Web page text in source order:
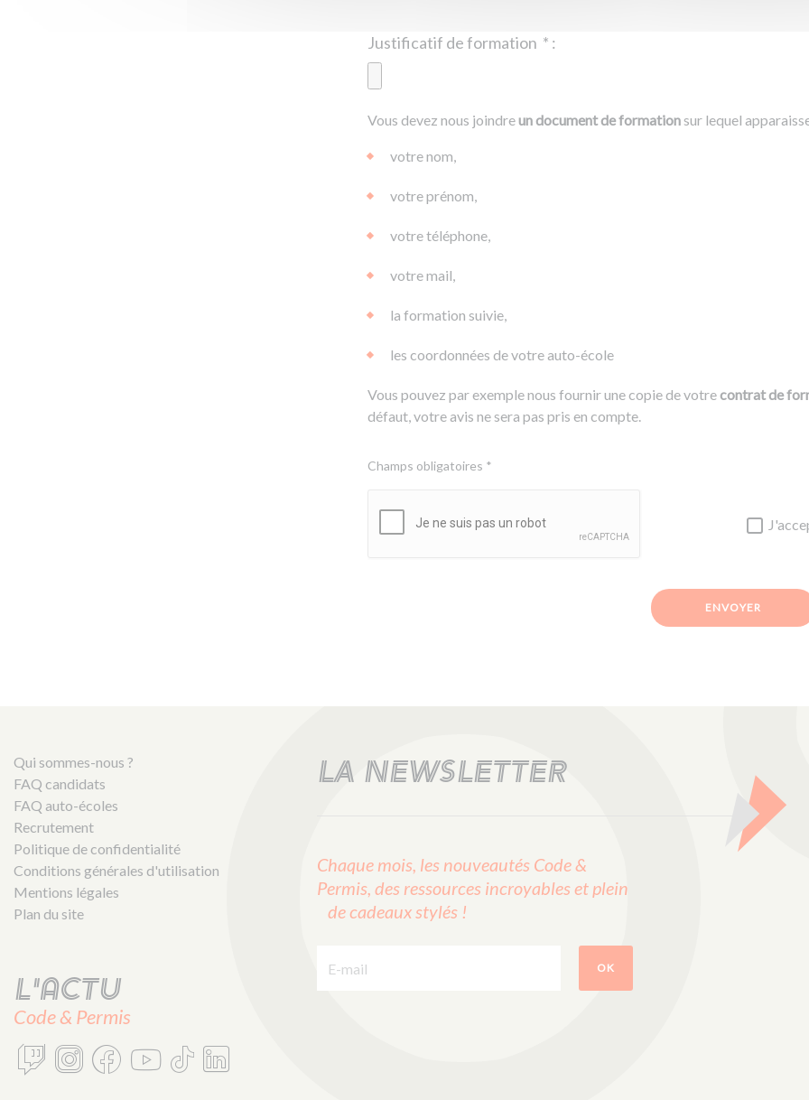
* :
||0.00 Ko
Vous devez nous joindreun document de formation sur lequel
votre nom,
votre prénom,
votre téléphone,
votre mail,
la formation suivie,
les coordonnées de votre auto-école
Vous pouvez par exemple nous fournir une copie de votrecontrat de
défaut, votre avis ne sera pas pris en compte.
Champs obligatoires *
ENVOYER
Qui sommes-nous ?
FAQ candidats
FAQ auto-écoles
Recrutement
Politique de confidentialité
Conditions générales d'utilisation
Mentions légales
Plan du site
L'actu
Code & Permis
LA NEWSLETTER
Chaque mois, les nouveautés Code &
Permis, des ressources incroyables et plein
de cadeaux stylés !
OK